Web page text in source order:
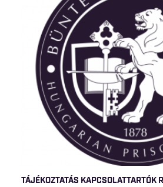
TÁJÉKOZTATÁS KAPCSOLATTARTÓK